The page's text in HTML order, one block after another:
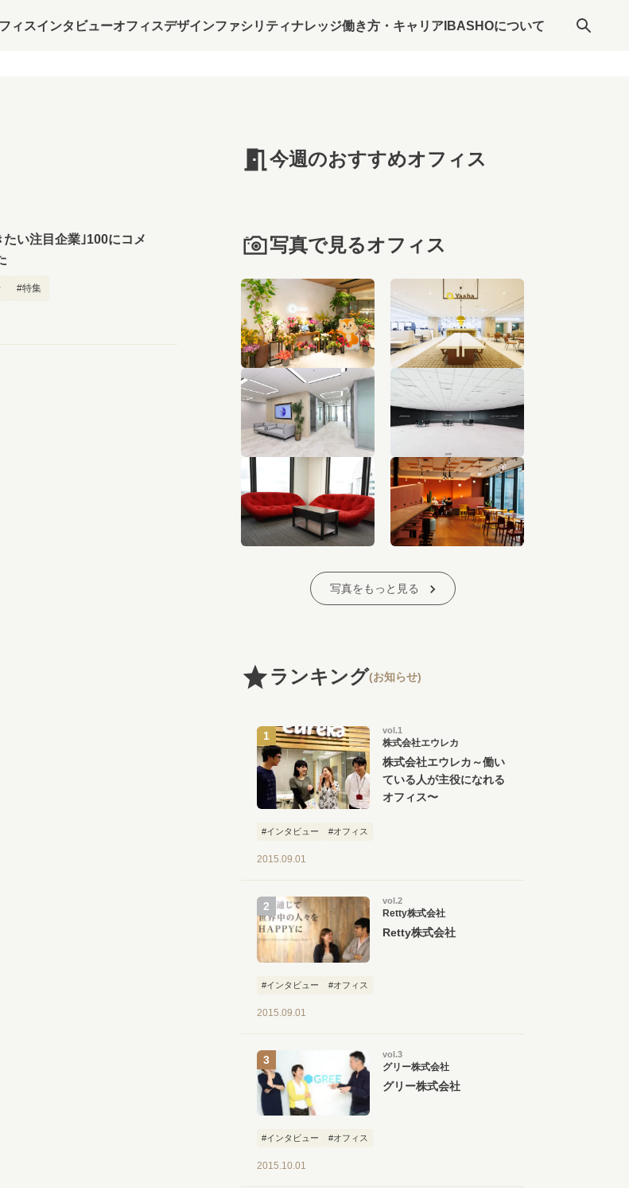
ィスインタビューオフィスデザインファシリティナレッジ働き方・キャリア IBASHOについて
い注目企業｣100にコメ
#特集
今週のおすすめオフィス
写真で見るオフィス
写真をもっと見る
ランキング(お知らせ)
vol.1
株式会社エウレカ
株式会社エウレカ～働い
ている人が主役になれる
オフィス〜
#インタビュー #オフィス
2015.09.01
vol.2
Retty株式会社
Retty株式会社
#インタビュー #オフィス
2015.09.01
vol.3
グリー株式会社
グリー株式会社
#インタビュー #オフィス
2015.10.01